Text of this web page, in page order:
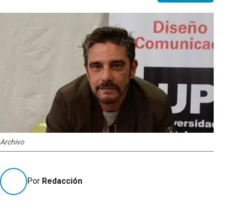
Archivo
Por Redacción